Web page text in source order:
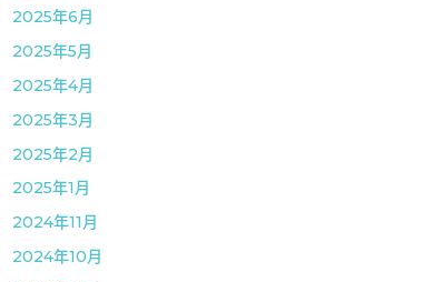
2025年6月
2025年5月
2025年4月
2025年3月
2025年2月
2025年1月
2024年11月
2024年10月